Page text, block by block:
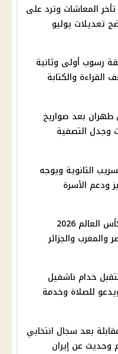
تأخر المعاشات وترد على
رسوب أولى وثانية
القراءة والكتابة
طهران بعد صواريخ
وجدل التصفية
الثانوية ويوجه
ودعم الأسرة
القنوات المجانية لكأس العالم 2026
والمغرب والجزائر
خدام ناشفيل
للصلاة وخدمة
بعد سجال انتخابي
وحديث عن إيران